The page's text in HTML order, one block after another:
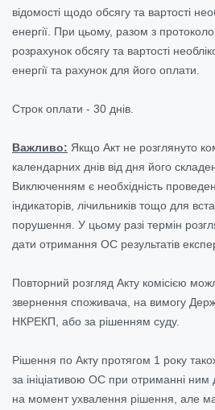
відомості щодо обсягу та вартості
енергії. При цьому, разом з
розрахунок обсягу та вартості
енергії та рахунок для його оплати.
Строк оплати - 30 днів.
Важливо: Якщо Акт не розглянуто
календарних днів від дня його
Виключенням є необхідність
індикаторів, лічильників тощо для
порушення. У цьому разі термін
дати отримання ОС результатів
Повторний розгляд Акту комісією
звернення споживача, на вимогу
НКРЕКП, або за рішенням суду.
Рішення по Акту протягом 1 року
за ініціативою ОС при отриманні ним
на момент ухвалення рішення, але